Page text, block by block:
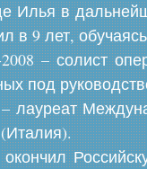
Илья в
в 9 лет,
– солист
под
лауреат